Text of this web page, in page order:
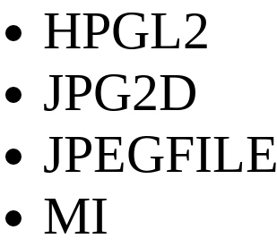
HPGL2
JPG2D
JPEGFILE
MI